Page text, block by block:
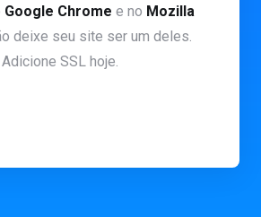
Google Chrome e no Mozilla
deixe seu site ser um deles.
Adicione SSL hoje.